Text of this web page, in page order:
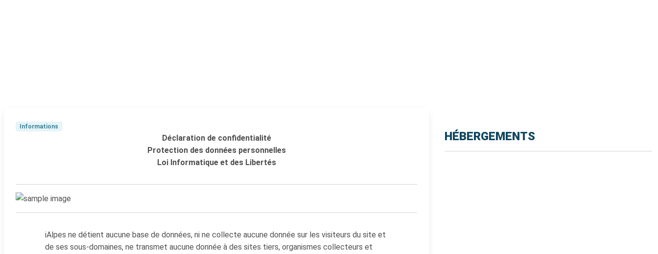
Informations
Déclaration de confidentialité
Protection des données personnelles
Loi Informatique et des Libertés
iAlpes ne détient aucune base de données, ni ne collecte aucune donnée sur les visiteurs du site et
de ses sous-domaines, ne transmet aucune donnée à des sites tiers, organismes collecteurs et
HÉBERGEMENTS